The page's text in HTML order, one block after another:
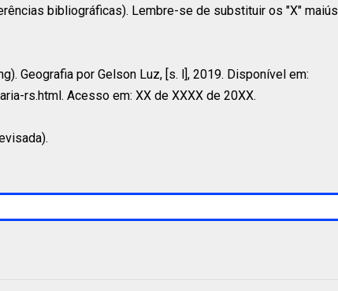
bibliográficas). Lembre-se de substituir os "X"
Geografia por Gelson Luz, [s. l], 2019. Disponível em:
rs.html. Acesso em: XX de XXXX de 20XX.